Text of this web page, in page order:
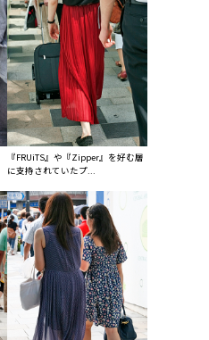
『FRUiTS』や『Zipper』を好む層
に支持されていたプ...